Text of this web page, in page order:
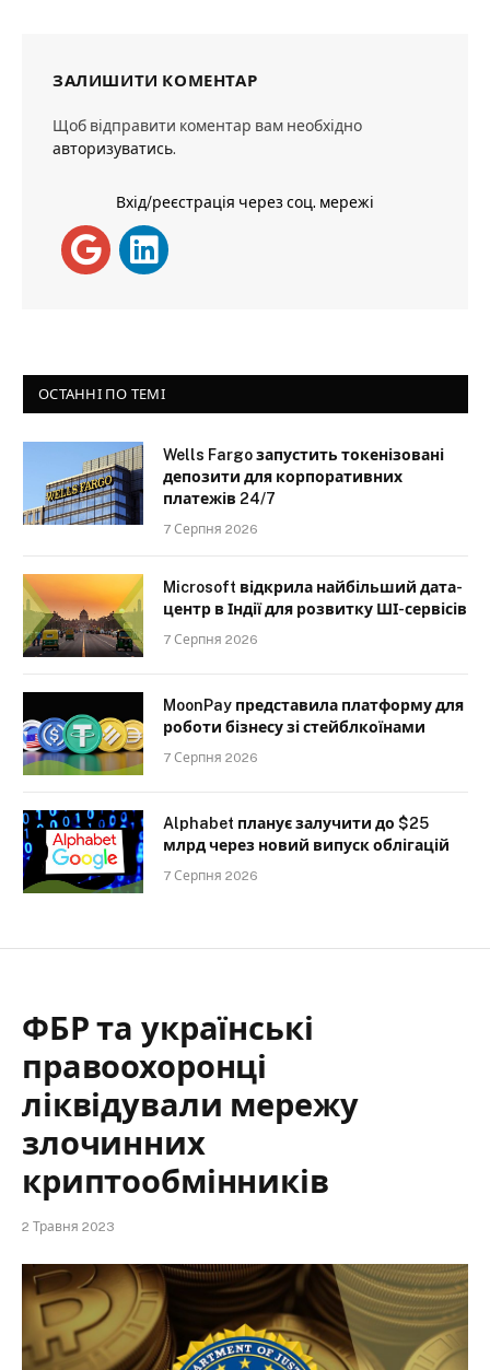
ЗАЛИШИТИ КОМЕНТАР
Щоб відправити коментар вам необхідно
авторизуватись.
Вхід/реєстрація через соц. мережі
ОСТАННІ ПО ТЕМІ
Wells Fargo запустить токенізовані
депозити для корпоративних
платежів 24/7
7 Серпня 2026
Microsoft відкрила найбільший дата-
центр в Індії для розвитку ШІ-сервісів
7 Серпня 2026
MoonPay представила платформу для
роботи бізнесу зі стейблкоїнами
7 Серпня 2026
Alphabet планує залучити до $25
млрд через новий випуск облігацій
7 Серпня 2026
ФБР та українські
правоохоронці
ліквідували мережу
злочинних
криптообмінників
2 Травня 2023